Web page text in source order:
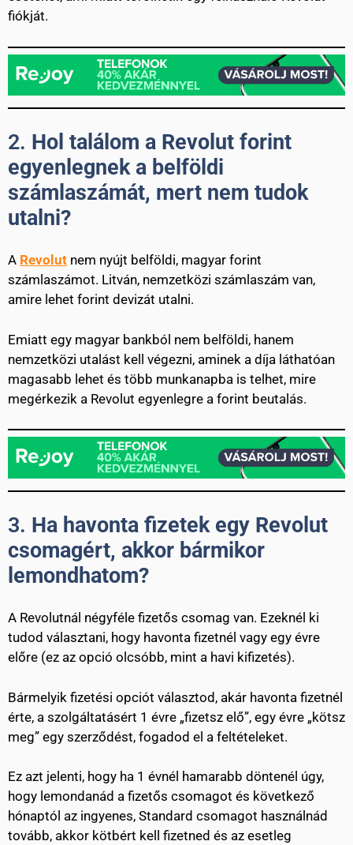
fiókját.
2. Hol találom a Revolut forint
egyenlegnek a belföldi
számlaszámát, mert nem tudok
utalni?
A Revolut nem nyújt belföldi, magyar forint
számlaszámot. Litván, nemzetközi számlaszám van,
amire lehet forint devizát utalni.
Emiatt egy magyar bankból nem belföldi, hanem
nemzetközi utalást kell végezni, aminek a díja láthatóan
magasabb lehet és több munkanapba is telhet, mire
megérkezik a Revolut egyenlegre a forint beutalás.
3. Ha havonta fizetek egy Revolut
csomagért, akkor bármikor
lemondhatom?
A Revolutnál négyféle fizetős csomag van. Ezeknél ki
tudod választani, hogy havonta fizetnél vagy egy évre
előre (ez az opció olcsóbb, mint a havi kifizetés).
Bármelyik fizetési opciót választod, akár havonta fizetnél
érte, a szolgáltatásért 1 évre „fizetsz elő”, egy évre „kötsz
meg” egy szerződést, fogadod el a feltételeket.
Ez azt jelenti, hogy ha 1 évnél hamarabb döntenél úgy,
hogy lemondanád a fizetős csomagot és következő
hónaptól az ingyenes, Standard csomagot használnád
tovább, akkor kötbért kell fizetned és az esetleg